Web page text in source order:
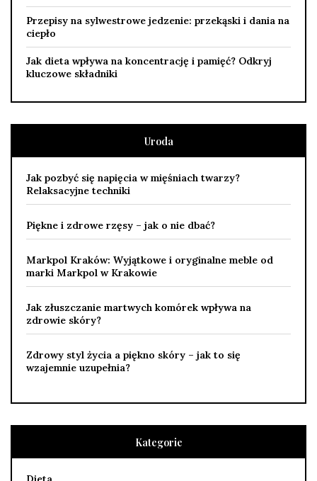
Przepisy na sylwestrowe jedzenie: przekąski i dania na
ciepło
Jak dieta wpływa na koncentrację i pamięć? Odkryj
kluczowe składniki
Uroda
Jak pozbyć się napięcia w mięśniach twarzy?
Relaksacyjne techniki
Piękne i zdrowe rzęsy – jak o nie dbać?
Markpol Kraków: Wyjątkowe i oryginalne meble od
marki Markpol w Krakowie
Jak złuszczanie martwych komórek wpływa na
zdrowie skóry?
Zdrowy styl życia a piękno skóry – jak to się
wzajemnie uzupełnia?
Kategorie